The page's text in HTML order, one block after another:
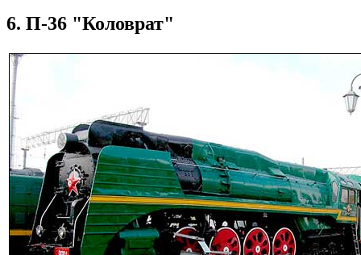
6. П-36 "Коловрат"